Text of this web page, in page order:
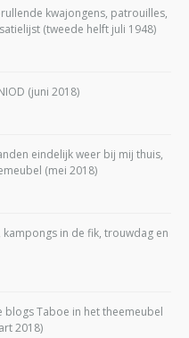
kwajongens, patrouilles,
(tweede helft juli 1948)
(juni 2018)
eindelijk weer bij mij thuis,
(mei 2018)
in de fik, trouwdag en
blogs Taboe in het theemeubel
2018)